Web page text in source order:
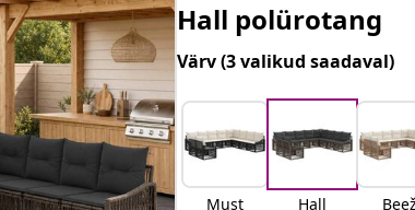
Hall polürotang
Värv(3 valikud saadaval)
Must Hall Beež